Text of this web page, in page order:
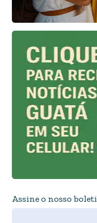
Assine o nosso